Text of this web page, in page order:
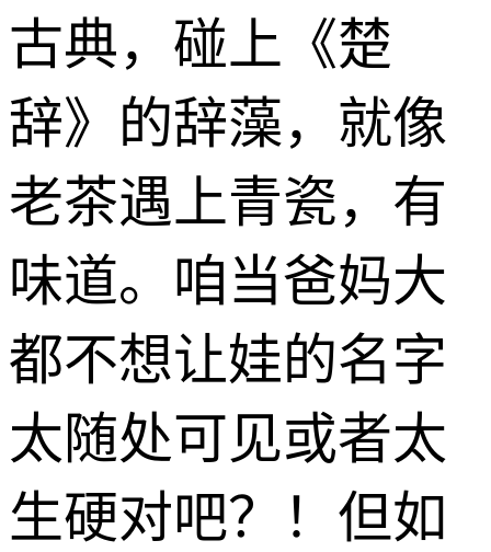
古典，碰上《楚
辞》的辞藻，就像
老茶遇上青瓷，有
味道。咱当爸妈大
都不想让娃的名字
太随处可见或者太
生硬对吧？！但如